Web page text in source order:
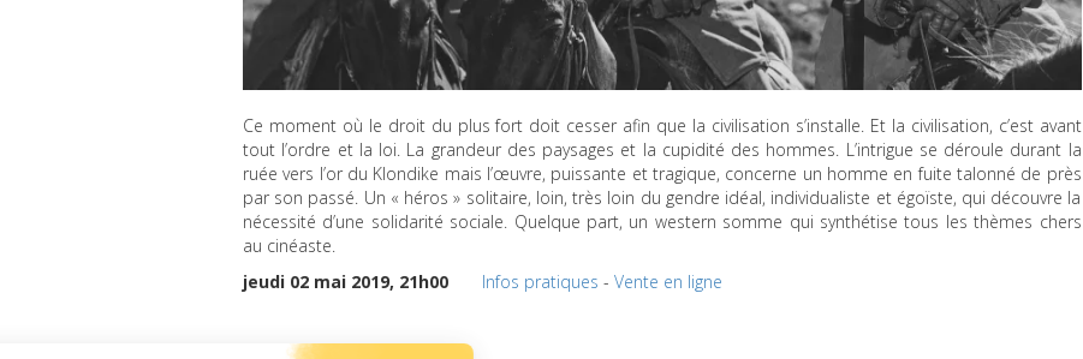
Ce moment où le droit du plus fort doit cesser afin que la civilisation s’installe. Et la civilisation, c’est avant
tout l’ordre et la loi. La grandeur des paysages et la cupidité des hommes. L’intrigue se déroule durant la
ruée vers l’or du Klondike mais l’œuvre, puissante et tragique, concerne un homme en fuite talonné de près
par son passé. Un « héros » solitaire, loin, très loin du gendre idéal, individualiste et égoïste, qui découvre la
nécessité d’une solidarité sociale. Quelque part, un western somme qui synthétise tous les thèmes chers
au cinéaste.
jeudi 02 mai 2019, 21h00
Infos pratiques - Vente en ligne